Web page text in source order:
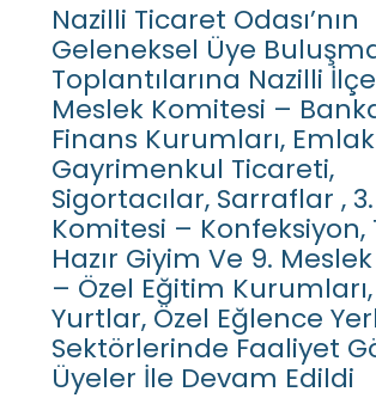
Nazilli Ticaret Odası’nın
Geleneksel Üye
Toplantılarına Nazilli
Meslek Komitesi –
Finans Kurumları,
Gayrimenkul Ticareti,
Sigortacılar, Sarraflar ,
Komitesi – Konfeksiyon,
Hazır Giyim Ve 9.
– Özel Eğitim
Yurtlar, Özel Eğlence
Sektörlerinde Faaliyet
Üyeler İle Devam Edildi